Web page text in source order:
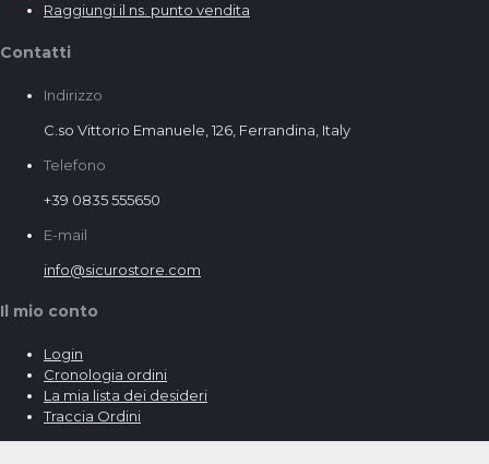
Raggiungi il ns. punto vendita
Contatti
Indirizzo
C.so Vittorio Emanuele, 126, Ferrandina, Italy
Telefono
+39 0835 555650
E-mail
info@sicurostore.com
Il mio conto
Login
Cronologia ordini
La mia lista dei desideri
Traccia Ordini